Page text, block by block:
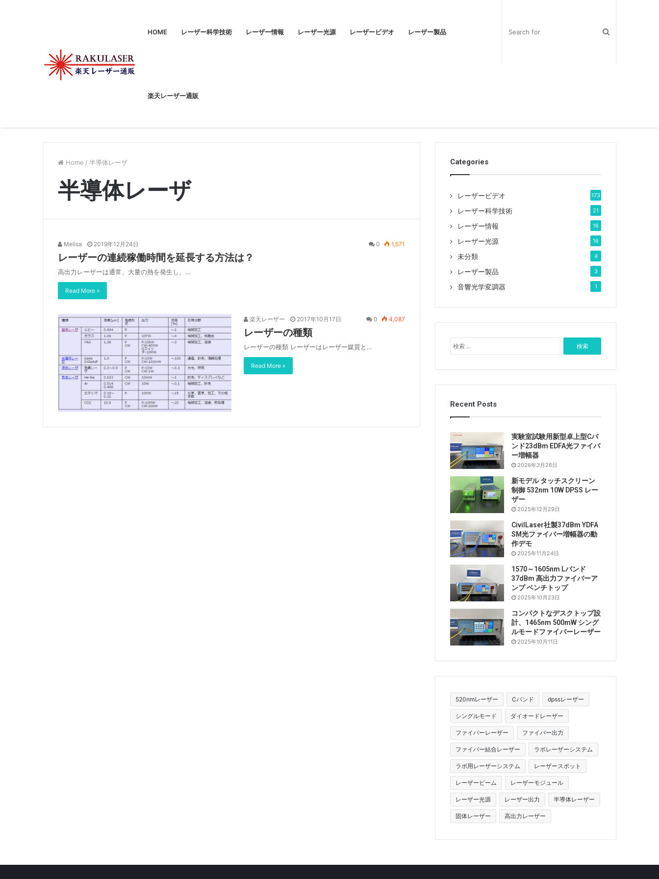
HOME レーザー科学技術 レーザー情報 レーザー光源 レーザービデオ レーザー製品
楽天レーザー通販
Home / 半導体レーザ
半導体レーザ
Melisa 2019年12月24日 0 1,571
レーザーの連続稼働時間を延長する方法は？
高出力レーザーは通常、大量の熱を発生し、…
Read More »
楽天レーザー 2017年10月17日 0 4,087
レーザーの種類
レーザーの種類 レーザーはレーザー媒質と…
Read More »
Categories
レーザービデオ 173
レーザー科学技術 21
レーザー情報 16
レーザー光源 16
未分類 4
レーザー製品 3
音響光学変調器 1
索
Recent Posts
実験室試験用新型卓上型Cバ
ンド23dBm EDFA光ファイバ
ー増幅器
2026年3月26日
新モデル タッチスクリーン
制御 532nm 10W DPSS レー
ザー
2025年12月29日
CivilLaser社製37dBm YDFA
SM光ファイバー増幅器の動
作デモ
2025年11月24日
1570～1605nm Lバンド
37dBm 高出力ファイバーア
ンプ ベンチトップ
2025年10月23日
コンパクトなデスクトップ設
計、1465nm 500mW シング
ルモードファイバーレーザー
2025年10月11日
520nmレーザー Cバンド dpssレーザー
シングルモード ダイオードレーザー
ファイバーレーザー ファイバー出力
ファイバー結合レーザー ラボレーザーシステム
ラボ用レーザーシステム レーザースポット
レーザービーム レーザーモジュール
レーザー光源 レーザー出力 半導体レーザー
固体レーザー 高出力レーザー